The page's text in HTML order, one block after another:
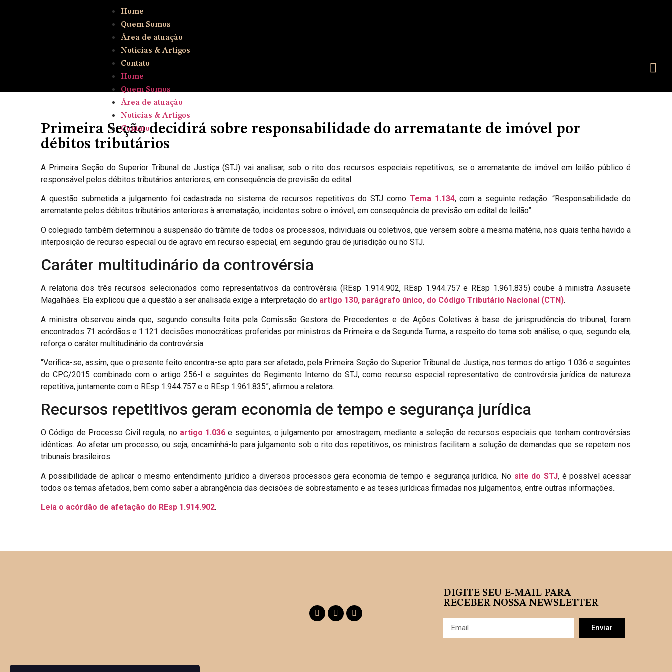
Home
Quem Somos
Área de atuação
Notícias & Artigos
Contato
Home
Quem Somos
Área de atuação
Notícias & Artigos
Contato
Primeira Seção decidirá sobre responsabilidade do arrematante de imóvel por
débitos tributários
A Primeira Seção do Superior Tribunal de Justiça (STJ) vai analisar, sob o rito dos recursos especiais repetitivos, se o arrematante de imóvel em leilão público é
responsável pelos débitos tributários anteriores, em consequência de previsão do edital.
A questão submetida a julgamento foi cadastrada no sistema de recursos repetitivos do STJ como Tema 1.134, com a seguinte redação: “Responsabilidade do
arrematante pelos débitos tributários anteriores à arrematação, incidentes sobre o imóvel, em consequência de previsão em edital de leilão”.
O colegiado também determinou a suspensão do trâmite de todos os processos, individuais ou coletivos, que versem sobre a mesma matéria, nos quais tenha havido a
interposição de recurso especial ou de agravo em recurso especial, em segundo grau de jurisdição ou no STJ.
Caráter multitudinário da controvérsia
A relatoria dos três recursos selecionados como representativos da controvérsia (REsp 1.914.902, REsp 1.944.757 e REsp 1.961.835) coube à ministra Assusete
Magalhães. Ela explicou que a questão a ser analisada exige a interpretação do artigo 130, parágrafo único, do Código Tributário Nacional (CTN).
A ministra observou ainda que, segundo consulta feita pela Comissão Gestora de Precedentes e de Ações Coletivas à base de jurisprudência do tribunal, foram
encontrados 71 acórdãos e 1.121 decisões monocráticas proferidas por ministros da Primeira e da Segunda Turma, a respeito do tema sob análise, o que, segundo ela,
reforça o caráter multitudinário da controvérsia.
“Verifica-se, assim, que o presente feito encontra-se apto para ser afetado, pela Primeira Seção do Superior Tribunal de Justiça, nos termos do artigo 1.036 e seguintes
do CPC/2015 combinado com o artigo 256-I e seguintes do Regimento Interno do STJ, como recurso especial representativo de controvérsia jurídica de natureza
repetitiva, juntamente com o REsp 1.944.757 e o REsp 1.961.835”, afirmou a relatora.
Recursos repetitivos geram economia de tempo e segurança jurídica
O Código de Processo Civil regula, no artigo 1.036 e seguintes, o julgamento por amostragem, mediante a seleção de recursos especiais que tenham controvérsias
idênticas. Ao afetar um processo, ou seja, encaminhá-lo para julgamento sob o rito dos repetitivos, os ministros facilitam a solução de demandas que se repetem nos
tribunais brasileiros.
A possibilidade de aplicar o mesmo entendimento jurídico a diversos processos gera economia de tempo e segurança jurídica. No site do STJ, é possível acessar
todos os temas afetados, bem como saber a abrangência das decisões de sobrestamento e as teses jurídicas firmadas nos julgamentos, entre outras informações.
Leia o acórdão de afetação do REsp 1.914.902.
DIGITE SEU E-MAIL PARA
RECEBER NOSSA NEWSLETTER
Enviar